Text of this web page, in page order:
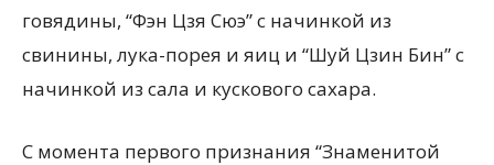
говядины, “Фэн Цзя Сюэ” с начинкой из
свинины, лука-порея и яиц и “Шуй Цзин Бин” с
начинкой из сала и кускового сахара.
С момента первого признания “Знаменитой